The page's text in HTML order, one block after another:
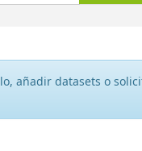
añadir datasets o